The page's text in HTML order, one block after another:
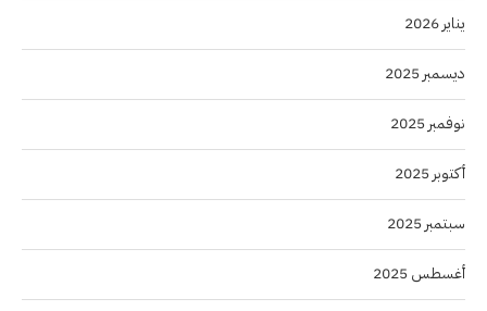
يناير 2026
ديسمبر 2025
نوفمبر 2025
أكتوبر 2025
سبتمبر 2025
أغسطس 2025